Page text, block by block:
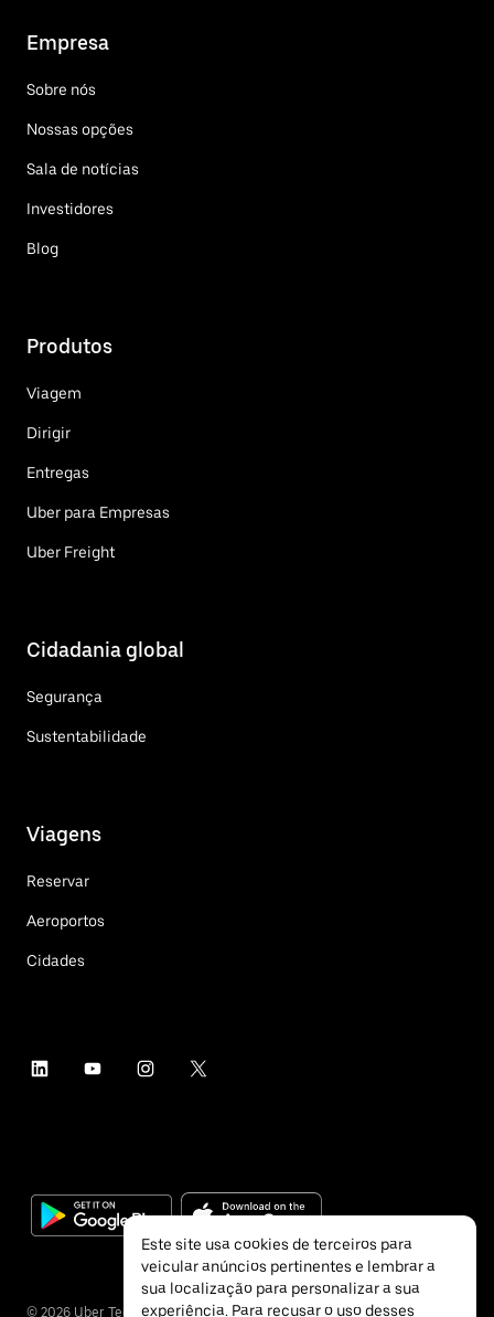
Empresa
Sobre nós
Nossas opções
Sala de notícias
Investidores
Blog
Produtos
Viagem
Dirigir
Entregas
Uber para Empresas
Uber Freight
Cidadania global
Segurança
Sustentabilidade
Viagens
Reservar
Aeroportos
Cidades
© 2026 Uber Technologies Inc.
Este site usa cookies de terceiros para
veicular anúncios pertinentes e lembrar a
sua localização para personalizar a sua
experiência. Para recusar o uso desses